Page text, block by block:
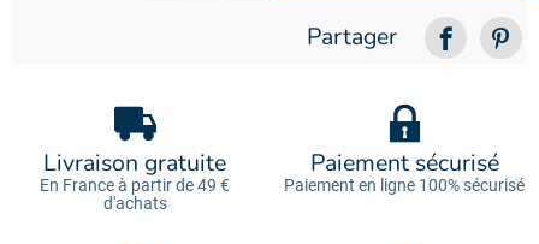
Partager
Livraison gratuite
En France à partir de 49 €
d'achats
Paiement sécurisé
Paiement en ligne 100% sécurisé